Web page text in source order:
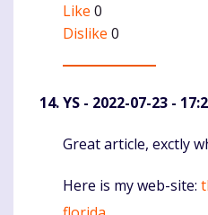
Like 0
Dislike 0
YS - 2022-07-23 -
Komentaras
Great article, exctly
Here is my web-site: